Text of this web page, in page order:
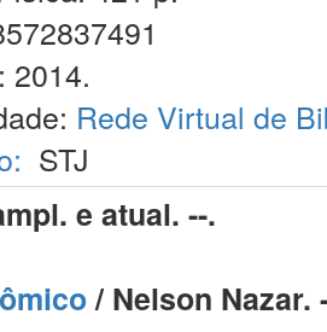
2014.
Rede Virtual de
STJ
e atual. --.
/ Nelson Nazar.